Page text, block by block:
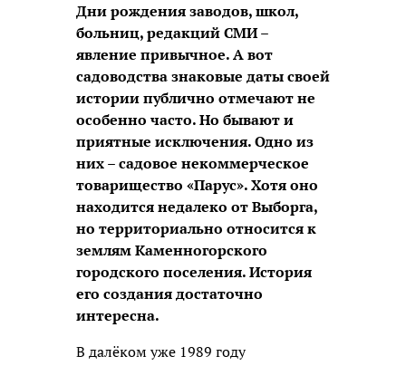
Дни рождения заводов, школ,
больниц, редакций СМИ –
явление привычное. А вот
садоводства знаковые даты своей
истории публично отмечают не
особенно часто. Но бывают и
приятные исключения. Одно из
них – садовое некоммерческое
товарищество «Парус». Хотя оно
находится недалеко от Выборга,
но территориально относится к
землям Каменногорского
городского поселения. История
его создания достаточно
интересна.
В далёком уже 1989 году